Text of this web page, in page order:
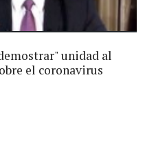
unidad al
el coronavirus